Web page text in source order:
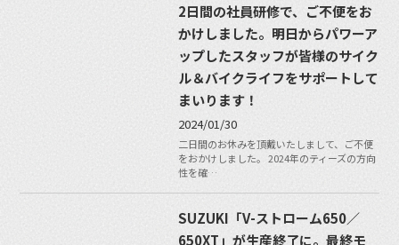
2日間の社員研修で、ご不便をお
かけしました。明日からパワーア
ップしたスタッフが皆様のサイク
ル＆バイクライフをサポートして
まいります！
2024/01/30
二日間のお休みを頂戴いたしまして、ご不便
をおかけしました。 2024年のティーズの方向
性を確…
SUZUKI「V-ストローム650／
650XT」が生産終了に。最終モ